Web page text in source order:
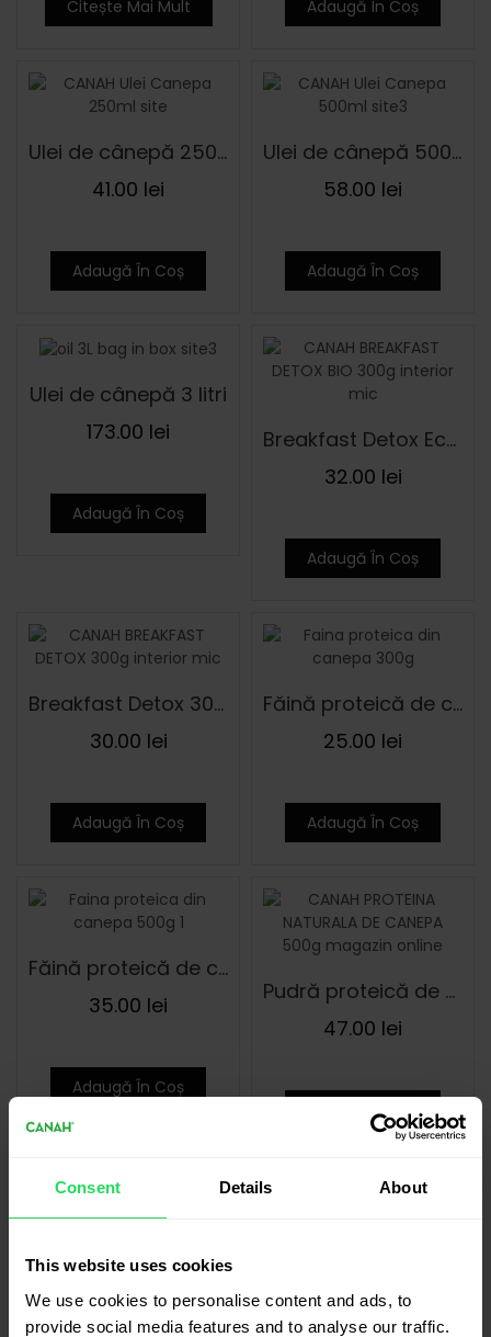
Consent Details About
This website uses cookies
We use cookies to personalise content and ads, to
provide social media features and to analyse our traffic.
Citește Mai Mult Adaugă În Coș
Ulei de cânepă 250 ml
41.00 lei
Adaugă În Coș
Ulei de cânepă 500 ml
58.00 lei
Adaugă În Coș
Ulei de cânepă 3 litri
173.00 lei
Adaugă În Coș
Breakfast Detox Eco 300 g
32.00 lei
Adaugă În Coș
Breakfast Detox 300 g
30.00 lei
Adaugă În Coș
Făină proteică de cânepă 300 g
25.00 lei
Adaugă În Coș
Făină proteică de cânepă 500 g
35.00 lei
Adaugă În Coș
Pudră proteică de cânepă 500 g
47.00 lei
Adaugă În Coș
Semințe decorticate de cânepă 100 g
17.00lei
33.00lei